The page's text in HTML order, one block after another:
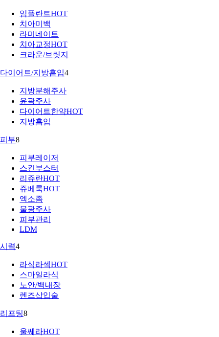
임플란트HOT
치아미백
라미네이트
치아교정HOT
크라운/브릿지
다이어트/지방흡입4
지방분해주사
윤곽주사
다이어트한약HOT
지방흡입
피부8
피부레이저
스킨부스터
리쥬란HOT
쥬베룩HOT
엑소좀
물광주사
피부관리
LDM
시력4
라식라섹HOT
스마일라식
노안/백내장
렌즈삽입술
리프팅8
울쎄라HOT